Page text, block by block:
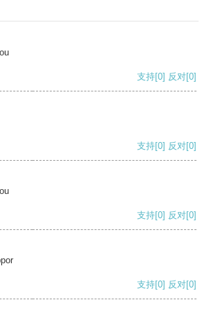
支持[0] 反对[0]
支持[0] 反对[0]
支持[0] 反对[0]
支持[0] 反对[0]